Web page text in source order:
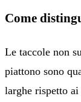
Come
Le taccole non
piattono sono
larghe rispetto